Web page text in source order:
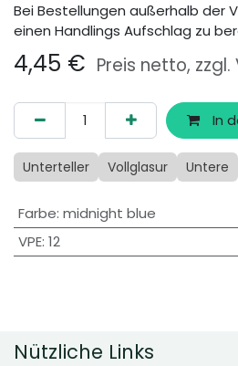
Bei Bestellungen außerhalb der
einen Handlings Aufschlag zu
4,45 € Preis netto,
In
Unterteller Vollglasur Untere
Farbe: midnight blue
VPE: 12
Nützliche Links